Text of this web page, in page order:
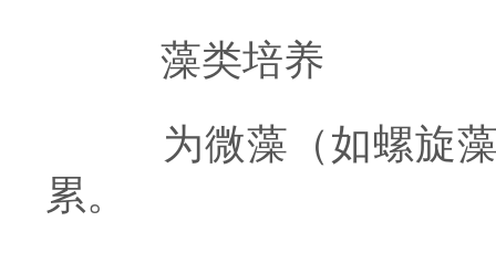
藻类培养
为微藻（如螺旋藻
累。